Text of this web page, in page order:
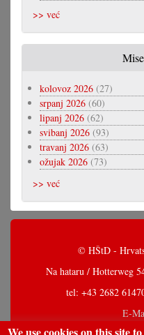
>> već
kolovoz 2026 (27)
srpanj 2026 (60)
lipanj 2026 (62)
svibanj 2026 (93)
travanj 2026 (63)
ožujak 2026 (73)
>> već
© HŠtD -
Na hataru / Hotterweg
tel: +43 2682
E-